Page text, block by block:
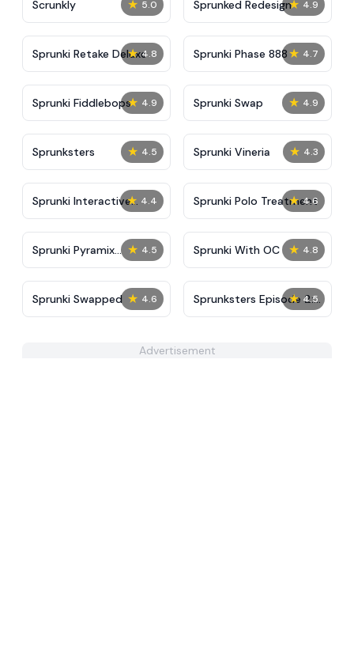
★ 5.0
Scrunkly ★ 4.9
Sprunked Redesign
★ 4.8
Sprunki Retake Deluxe ★ 4.7
Sprunki Phase 888
★ 4.9
Sprunki Fiddlebops ★ 4.9
Sprunki Swap
★ 4.5
Sprunksters ★ 4.3
Sprunki Vineria
★ 4.4
Sprunki Interactive
Tunner
★ 4.6
Sprunki Polo Treatment
★ 4.5
Sprunki Pyramix
Melophobia
★ 4.8
Sprunki With OC
★ 4.6
Sprunki Swapped ★ 4.5
Sprunksters Episode 2:
The Cave
Advertisement